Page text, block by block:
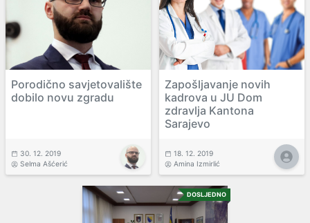
Porodično savjetovalište
dobilo novu zgradu
30. 12. 2019
Selma Ašćerić
Zapošljavanje novih
kadrova u JU Dom
zdravlja Kantona
Sarajevo
18. 12. 2019
Amina Izmirlić
DOSLJEDNO